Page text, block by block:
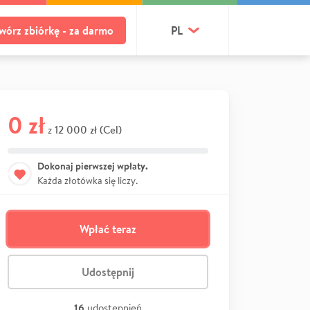
zbiórkę - za darmo PL
0 zł z 12 000 zł (Cel)
Dokonaj pierwszej wpłaty.
Każda złotówka się liczy.
Wpłać teraz
Udostępnij